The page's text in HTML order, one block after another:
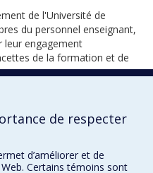
de l'Université de
du personnel enseignant,
leur engagement
de la formation et de
de respecter
d’améliorer et de
Certains témoins sont